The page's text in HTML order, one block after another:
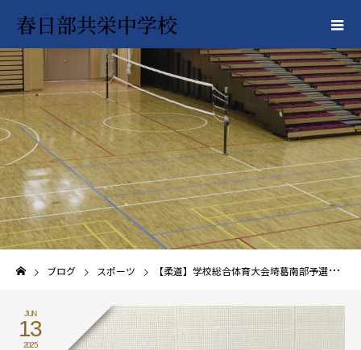
春日部共栄中学校
ブログ スポーツ 【柔道】学校総合体育大会埼葛南部予選優勝！県大会出場
JUN
13
2025